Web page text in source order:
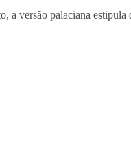
a versão palaciana